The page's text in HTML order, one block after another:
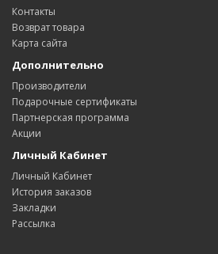
Контакты
Возврат товара
Карта сайта
Дополнительно
Производители
Подарочные сертификаты
Партнерская программа
Акции
Личный Кабинет
Личный Кабинет
История заказов
Закладки
Рассылка